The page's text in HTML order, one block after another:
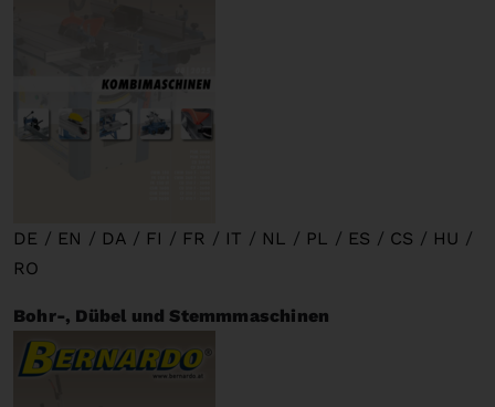
DE / EN / DA / FI / FR / IT / NL / PL / ES / CS / HU /
RO
Bohr-, Dübel und Stemmmaschinen